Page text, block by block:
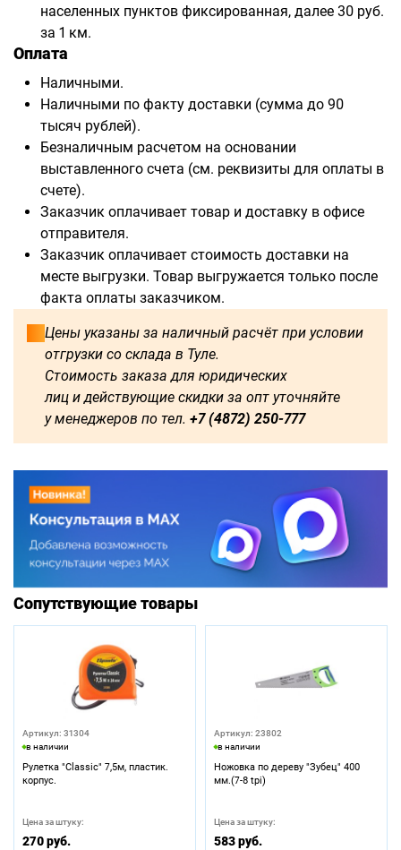
населенных пунктов фиксированная, далее 30 руб.
за 1 км.
Оплата
Наличными.
Наличными по факту доставки (сумма до 90
тысяч рублей).
Безналичным расчетом на основании
выставленного счета (см. реквизиты для оплаты в
счете).
Заказчик оплачивает товар и доставку в офисе
отправителя.
Заказчик оплачивает стоимость доставки на
месте выгрузки. Товар выгружается только после
факта оплаты заказчиком.
Цены указаны за наличный расчёт при условии
отгрузки со склада в Туле.
Стоимость заказа для юридических
лиц и действующие скидки за опт уточняйте
у менеджеров по тел. +7 (4872) 250-777
Сопутствующие товары
Артикул: 31304
в наличии
Рулетка "Classic" 7,5м, пластик.
корпус.
Цена за штуку:
270 руб.
Артикул: 23802
в наличии
Ножовка по дереву "Зубец" 400
мм.(7-8 tpi)
Цена за штуку:
583 руб.